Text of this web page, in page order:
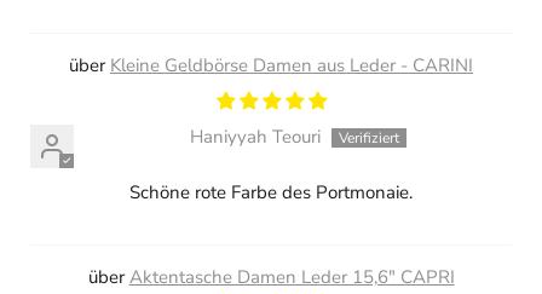
Kleine Geldbörse Damen aus Leder - CARINI
Haniyyah Teouri
Schöne rote Farbe des Portmonaie.
Aktentasche Damen Leder 15,6" CAPRI